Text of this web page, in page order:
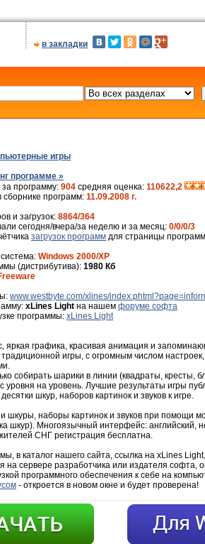
в закладки
игры
программе »
программу: 904 средняя оценка: 110622,2
сборнике программ: 11.09.2008 г.
и загрузок: 8864/364
сегодня/вчера/за неделю и за месяц: 0/0/0/3
загрузок программ для страницы
Windows 2000/XP
(дистрибутива): 1980 Кб
www.westbyte.com/xlines/
xLines Light на нашем форуме софта
программы: xLines Light
графика, красивая анимация и
традиционной игры, с огромным числом
собирать шарики в линии (квадраты, кресты,
уровня на уровень. Лучшие результаты игры
шкур, наборов картинок и звуков к игре.
шкуры, наборы картинок и звуков при помощи
шкур). Многоязычный интерфейс: английский,
СНГ регистрация бесплатна.
в каталог нашего сайта, ссылка на xLines
на сервере разработчика или издателя
программного обеспечения к себе на
- откроется в новом окне и будет проверена!